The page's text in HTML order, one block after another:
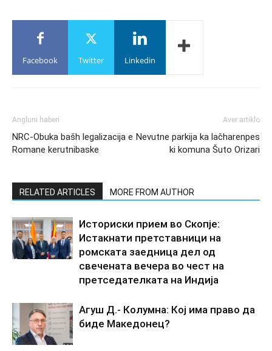
Facebook Twitter Linkedin
Angluni haberi
NRC-Obuka bašh legalizacija e
Romane kerutnibaske
Aver artiklo
Nevutne parkija ka lačharenpes
ki komuna Šuto Orizari
RELATED ARTICLES MORE FROM AUTHOR
Историски прием во Скопје:
Истакнати претставници на
ромската заедница дел од
свечената вечера во чест на
претседателката на Индија
Агуш Д.- Колумна: Кој има право да
биде Македонец?